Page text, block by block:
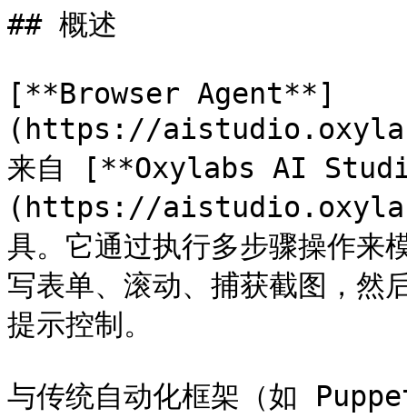
## 概述
[**Browser Agent**]
(https://
来自 [**Oxylabs AI
(https://
具。它通过执行多步骤操作来
写表单、滚动、捕获截图，然
提示控制。
与传统自动化框架（如